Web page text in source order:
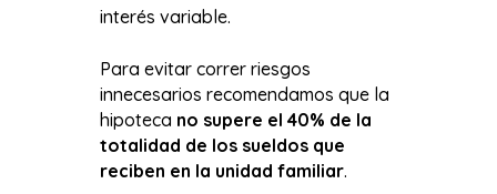
interés variable.
Para evitar correr riesgos
innecesarios recomendamos que la
hipoteca no supere el 40% de la
totalidad de los sueldos que
reciben en la unidad familiar.